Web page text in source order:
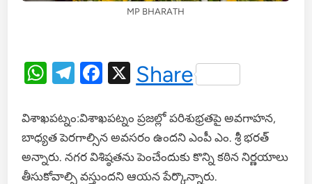
MP BHARATH
WhatsApp
Telegram
Facebook
X
Share
విశాఖపట్నం:విశాఖపట్నం ప్రజల్లో పరిశుభ్రతపై అవగాహన,
బాధ్యత పెరగాల్సిన అవసరం ఉందని ఎంపీ ఎం. శ్రీ భరత్
అన్నారు. నగర విశిష్ఠతను పెంచేందుకు కొన్ని కఠిన నిర్ణయాలు
తీసుకోవాల్సి వస్తుందని ఆయన పేర్కొన్నారు.